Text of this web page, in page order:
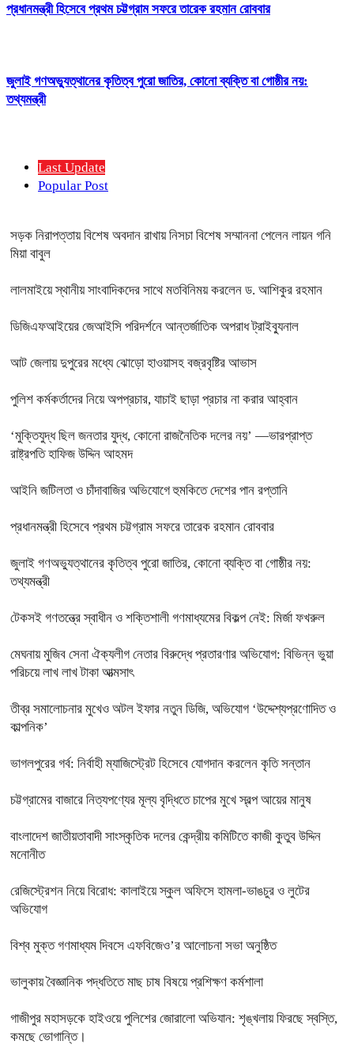
প্রধানমন্ত্রী হিসেবে প্রথম চট্টগ্রাম সফরে তারেক রহমান রোববার
জুলাই গণঅভ্যুত্থানের কৃতিত্ব পুরো জাতির, কোনো ব্যক্তি বা গোষ্ঠীর নয়:
তথ্যমন্ত্রী
Last Update
Popular Post
সড়ক নিরাপত্তায় বিশেষ অবদান রাখায় নিসচা বিশেষ সম্মাননা পেলেন লায়ন গনি
মিয়া বাবুল
লালমাইয়ে স্থানীয় সাংবাদিকদের সাথে মতবিনিময় করলেন ড. আশিকুর রহমান
ডিজিএফআইয়ের জেআইসি পরিদর্শনে আন্তর্জাতিক অপরাধ ট্রাইব্যুনাল
আট জেলায় দুপুরের মধ্যে ঝোড়ো হাওয়াসহ বজ্রবৃষ্টির আভাস
পুলিশ কর্মকর্তাদের নিয়ে অপপ্রচার, যাচাই ছাড়া প্রচার না করার আহ্বান
‘মুক্তিযুদ্ধ ছিল জনতার যুদ্ধ, কোনো রাজনৈতিক দলের নয়’ —ভারপ্রাপ্ত
রাষ্ট্রপতি হাফিজ উদ্দিন আহমদ
আইনি জটিলতা ও চাঁদাবাজির অভিযোগে হুমকিতে দেশের পান রপ্তানি
প্রধানমন্ত্রী হিসেবে প্রথম চট্টগ্রাম সফরে তারেক রহমান রোববার
জুলাই গণঅভ্যুত্থানের কৃতিত্ব পুরো জাতির, কোনো ব্যক্তি বা গোষ্ঠীর নয়:
তথ্যমন্ত্রী
টেকসই গণতন্ত্রে স্বাধীন ও শক্তিশালী গণমাধ্যমের বিকল্প নেই: মির্জা ফখরুল
মেঘনায় মুজিব সেনা ঐক্যলীগ নেতার বিরুদ্ধে প্রতারণার অভিযোগ: বিভিন্ন ভুয়া
পরিচয়ে লাখ লাখ টাকা আত্মসাৎ
তীব্র সমালোচনার মুখেও অটল ইফার নতুন ডিজি, অভিযোগ ‘উদ্দেশ্যপ্রণোদিত ও
কাল্পনিক’
ভাগলপুরের গর্ব: নির্বাহী ম্যাজিস্ট্রেট হিসেবে যোগদান করলেন কৃতি সন্তান
চট্টগ্রামের বাজারে নিত্যপণ্যের মূল্য বৃদ্ধিতে চাপের মুখে স্বল্প আয়ের মানুষ
বাংলাদেশ জাতীয়তাবাদী সাংস্কৃতিক দলের কেন্দ্রীয় কমিটিতে কাজী কুতুব উদ্দিন
মনোনীত
রেজিস্ট্রেশন নিয়ে বিরোধ: কালাইয়ে স্কুল অফিসে হামলা-ভাঙচুর ও লুটের
অভিযোগ
বিশ্ব মুক্ত গণমাধ্যম দিবসে এফবিজেও’র আলোচনা সভা অনুষ্ঠিত
ভালুকায় বৈজ্ঞানিক পদ্ধতিতে মাছ চাষ বিষয়ে প্রশিক্ষণ কর্মশালা
গাজীপুর মহাসড়কে হাইওয়ে পুলিশের জোরালো অভিযান: শৃঙ্খলায় ফিরছে স্বস্তি,
কমছে ভোগান্তি।